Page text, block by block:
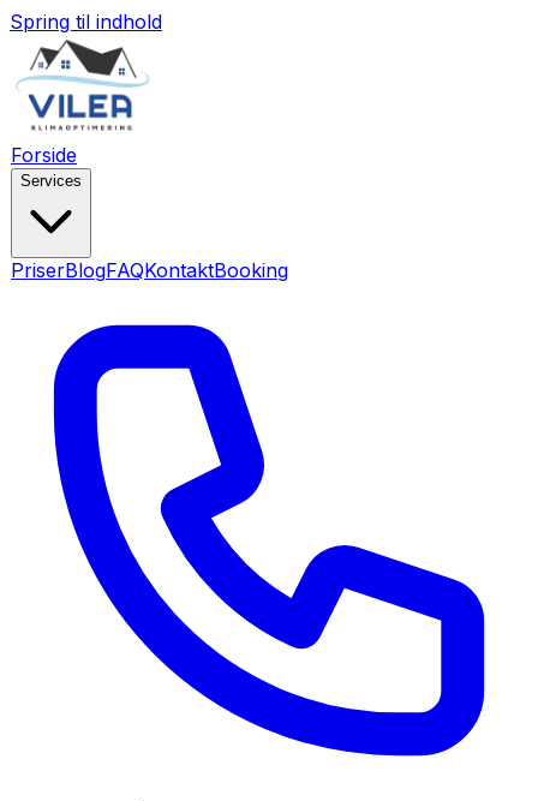
Spring til indhold
Forside
Services
PriserBlogFAQKontaktBooking